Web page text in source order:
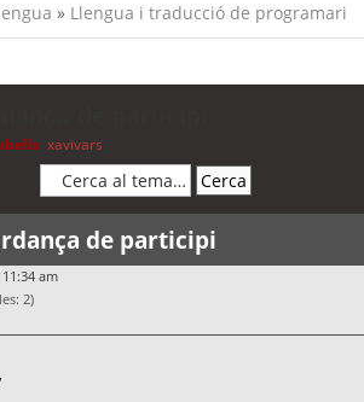
» Llengua i traducció de programari
xavivars
de participi
am
2)